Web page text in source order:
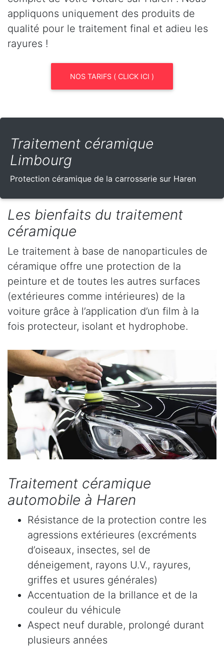
appliquons uniquement des produits de
qualité pour le traitement final et adieu les
rayures !
NOS TARIFS ( CLICK ICI )
Traitement céramique
Limbourg
Protection céramique de la carrosserie sur Haren
Les bienfaits du traitement
céramique
Le traitement à base de nanoparticules de
céramique offre une protection de la
peinture et de toutes les autres surfaces
(extérieures comme intérieures) de la
voiture grâce à l’application d’un film à la
fois protecteur, isolant et hydrophobe.
Traitement céramique
automobile à Haren
Résistance de la protection contre les
agressions extérieures (excréments
d’oiseaux, insectes, sel de
déneigement, rayons U.V., rayures,
griffes et usures générales)
Accentuation de la brillance et de la
couleur du véhicule
Aspect neuf durable, prolongé durant
plusieurs années